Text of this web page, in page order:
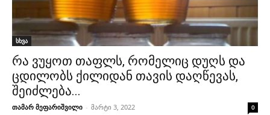
სხვა
რა ვუყოთ თაფლს, რომელიც დუღს და
ცდილობს ქილიდან თავის დაღწევას,
შეიძლება...
თამარ მეფარიშვილი - მარტი 3, 2022 0